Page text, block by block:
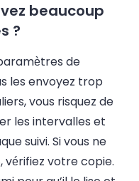
beaucoup
?
de
les envoyez trop
vous risquez de
les intervalles et
suivi. Si vous ne
vérifiez votre copie.